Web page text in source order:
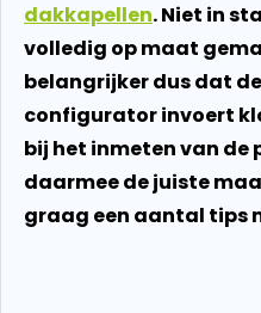
dakkapellen. Niet in
volledig op maat
belangrijker dus dat
configurator invoert
bij het inmeten van de
daarmee de juiste
graag een aantal tips